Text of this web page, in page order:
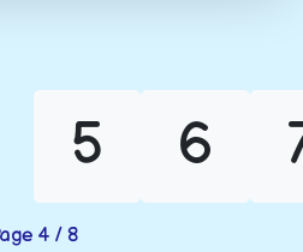
5 6
4 / 8